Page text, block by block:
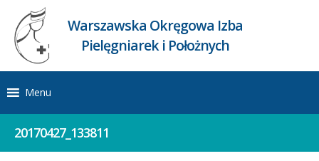
Warszawska Okręgowa Izba
Pielęgniarek i Położnych
Menu
20170427_133811